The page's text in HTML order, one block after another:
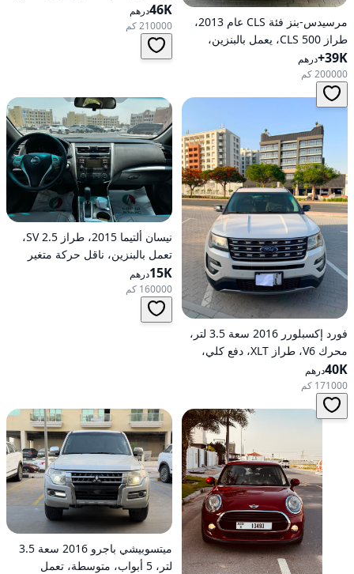
مرسيدس-بنز فئة CLS عام 2013،
طراز CLS 500، يعمل بالبنزين،
أوتوماتيكي، دفع خلفي
39K+ درهم
200000 كم
بدفع كلي للعجلات
46Kدرهم
210000 كم
فورد إكسبلورر 2016 سعة 3.5 لتر،
محرك V6، طراز XLT، دفع كلي،
خيارات متوسطة، تعمل بالبنزين،
أوتوماتيكية، دفع كلي
40Kدرهم
171000 كم
نيسان ألتيما 2015، طراز 2.5 SV،
تعمل بالبنزين، ناقل حركة متغير
مستمر (CVT)، دفع أمامي
15Kدرهم
160000 كم
ميتسوبيشي باجرو 2016 سعة 3.5
لتر، 5 أبواب، متوسطة، تعمل